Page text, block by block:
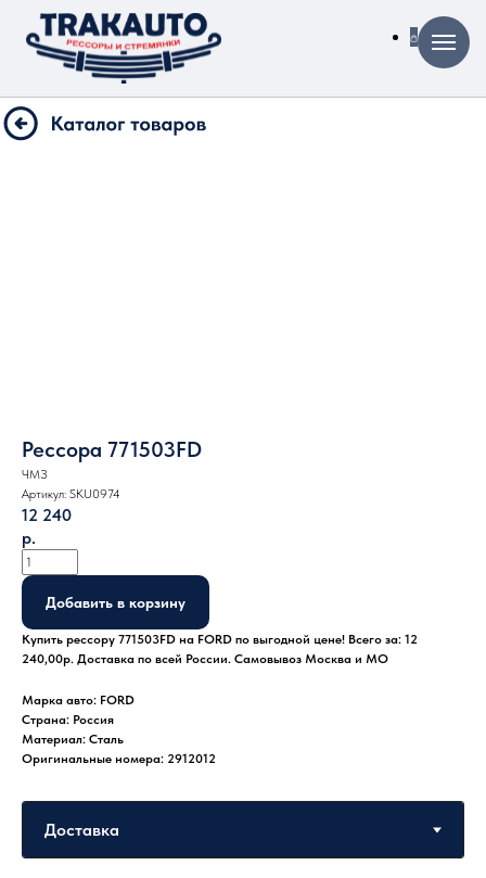
Рессора 771503FD
ЧМЗ
Артикул: SKU0974
12 240
р.
Добавить в корзину
Купить рессору 771503FD на FORD по выгодной цене! Всего за: 12
240,00р. Доставка по всей России. Самовывоз Москва и МО
Марка авто: FORD
Страна: Россия
Материал: Сталь
Оригинальные номера: 2912012